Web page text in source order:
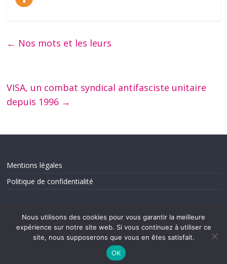
← Nos mots et les leurs
VISA, un combat syndical antifasciste unitaire
depuis 1996 →
Mentions légales
Politique de confidentialité
Nous utilisons des cookies pour vous garantir la meilleure
expérience sur notre site web. Si vous continuez à utiliser ce
site, nous supposerons que vous en êtes satisfait.
OK